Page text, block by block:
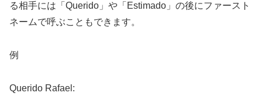
る相手には「Querido」や「Estimado」の後にファースト
ネームで呼ぶこともできます。
例
Querido Rafael: